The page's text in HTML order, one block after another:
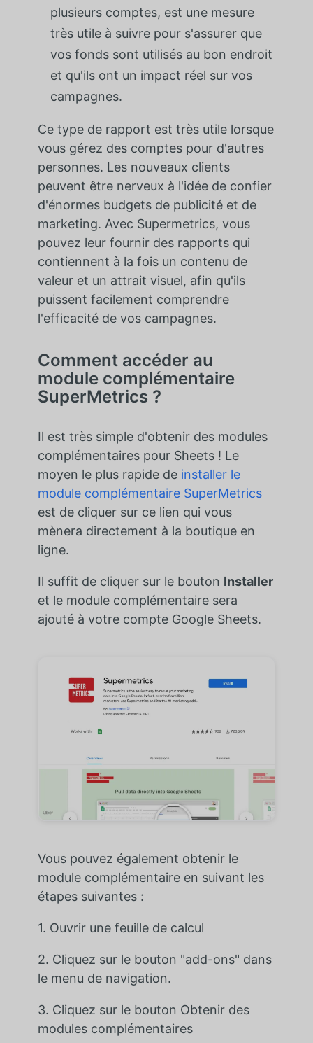
plusieurs comptes, est une mesure
très utile à suivre pour s'assurer que
vos fonds sont utilisés au bon endroit
et qu'ils ont un impact réel sur vos
campagnes.
Ce type de rapport est très utile lorsque
vous gérez des comptes pour d'autres
personnes. Les nouveaux clients
peuvent être nerveux à l'idée de confier
d'énormes budgets de publicité et de
marketing. Avec Supermetrics, vous
pouvez leur fournir des rapports qui
contiennent à la fois un contenu de
valeur et un attrait visuel, afin qu'ils
puissent facilement comprendre
l'efficacité de vos campagnes.
Comment accéder au
module complémentaire
SuperMetrics ?
Il est très simple d'obtenir des modules
complémentaires pour Sheets ! Le
moyen le plus rapide de installer le
module complémentaire SuperMetrics
est de cliquer sur ce lien qui vous
mènera directement à la boutique en
ligne.
Il suffit de cliquer sur le bouton Installer
et le module complémentaire sera
ajouté à votre compte Google Sheets.
Vous pouvez également obtenir le
module complémentaire en suivant les
étapes suivantes :
1. Ouvrir une feuille de calcul
2. Cliquez sur le bouton "add-ons" dans
le menu de navigation.
3. Cliquez sur le bouton Obtenir des
modules complémentaires